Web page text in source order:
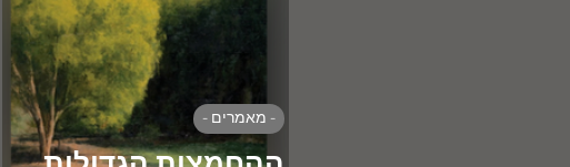
- מאמרים -